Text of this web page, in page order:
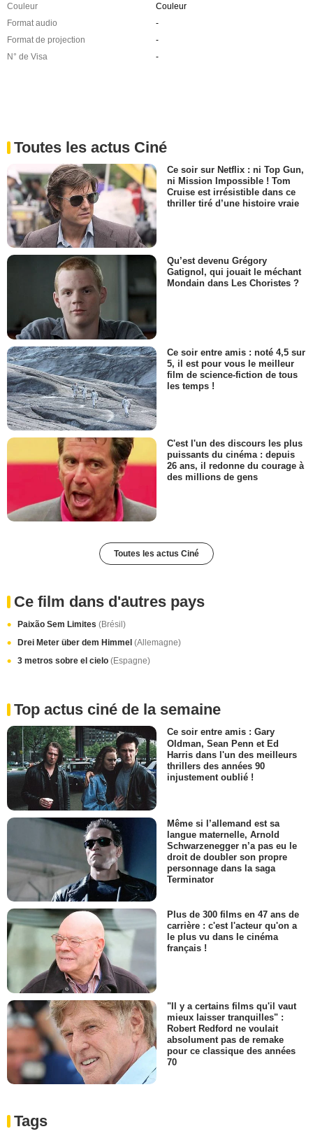
Couleur
Couleur
Format audio
-
Format de projection
-
N° de Visa
-
Toutes les actus Ciné
Ce soir sur Netflix : ni Top Gun,
ni Mission Impossible ! Tom
Cruise est irrésistible dans ce
thriller tiré d’une histoire vraie
Qu’est devenu Grégory
Gatignol, qui jouait le méchant
Mondain dans Les Choristes ?
Ce soir entre amis : noté 4,5 sur
5, il est pour vous le meilleur
film de science-fiction de tous
les temps !
C'est l'un des discours les plus
puissants du cinéma : depuis
26 ans, il redonne du courage à
des millions de gens
Toutes les actus Ciné
Ce film dans d'autres pays
Paixão Sem Limites (Brésil)
Drei Meter über dem Himmel (Allemagne)
3 metros sobre el cielo (Espagne)
Top actus ciné de la semaine
Ce soir entre amis : Gary
Oldman, Sean Penn et Ed
Harris dans l'un des meilleurs
thrillers des années 90
injustement oublié !
Même si l’allemand est sa
langue maternelle, Arnold
Schwarzenegger n’a pas eu le
droit de doubler son propre
personnage dans la saga
Terminator
Plus de 300 films en 47 ans de
carrière : c'est l'acteur qu'on a
le plus vu dans le cinéma
français !
"Il y a certains films qu'il vaut
mieux laisser tranquilles" :
Robert Redford ne voulait
absolument pas de remake
pour ce classique des années
70
Tags